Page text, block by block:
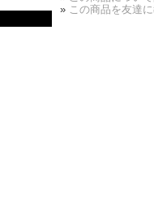
» この商品を友達